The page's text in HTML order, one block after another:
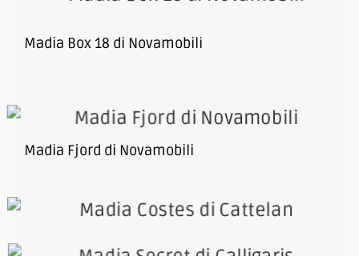
Madia Box 18 di Novamobili
Madia Fjord di Novamobili